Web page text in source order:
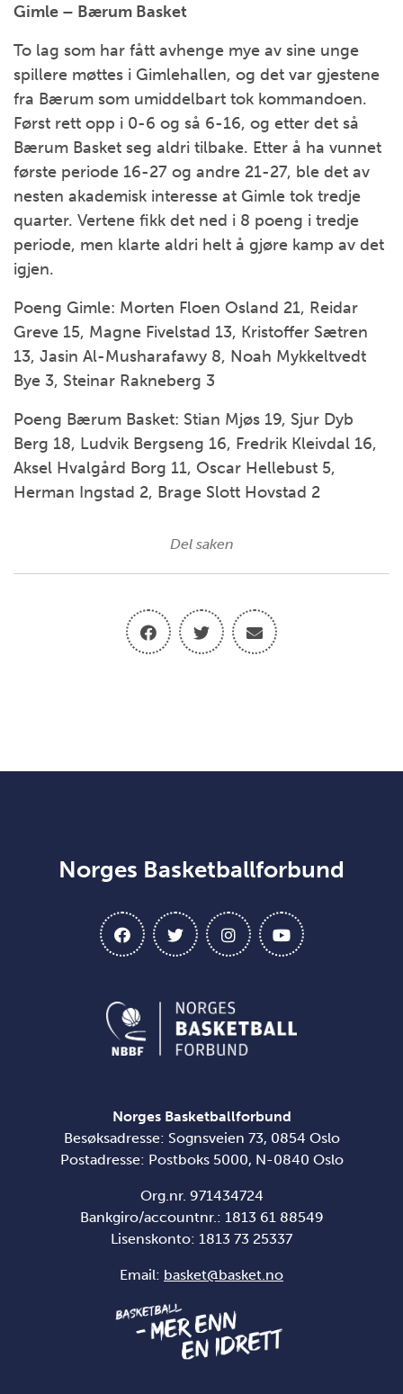
Gimle – Bærum Basket
To lag som har fått avhenge mye av sine unge
spillere møttes i Gimlehallen, og det var gjestene
fra Bærum som umiddelbart tok kommandoen.
Først rett opp i 0-6 og så 6-16, og etter det så
Bærum Basket seg aldri tilbake. Etter å ha vunnet
første periode 16-27 og andre 21-27, ble det av
nesten akademisk interesse at Gimle tok tredje
quarter. Vertene fikk det ned i 8 poeng i tredje
periode, men klarte aldri helt å gjøre kamp av det
igjen.
Poeng Gimle: Morten Floen Osland 21, Reidar
Greve 15, Magne Fivelstad 13, Kristoffer Sætren
13, Jasin Al-Musharafawy 8, Noah Mykkeltvedt
Bye 3, Steinar Rakneberg 3
Poeng Bærum Basket: Stian Mjøs 19, Sjur Dyb
Berg 18, Ludvik Bergseng 16, Fredrik Kleivdal 16,
Aksel Hvalgård Borg 11, Oscar Hellebust 5,
Herman Ingstad 2, Brage Slott Hovstad 2
Del saken
Norges Basketballforbund
Norges Basketballforbund
Besøksadresse: Sognsveien 73, 0854 Oslo
Postadresse: Postboks 5000, N-0840 Oslo
Org.nr. 971434724
Bankgiro/accountnr.: 1813 61 88549
Lisenskonto: 1813 73 25337
Email: basket@basket.no